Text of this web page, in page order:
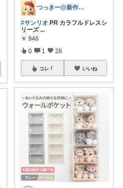
つっきー@新作アイテム
#サンリオ PR カラフルドレスシ
リーズ ...
￥ 946
0 1 28
コレ いいね